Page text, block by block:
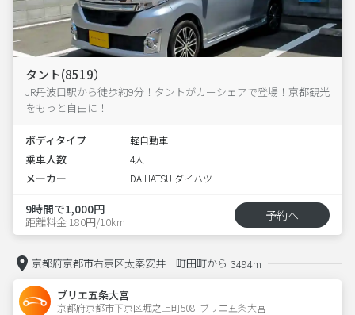
タント(8519）
JR丹波口駅から徒歩約9分！タントがカーシェアで登場！京都観光
をもっと自由に！
ボディタイプ 軽自動車
乗車人数 4人
メーカー DAIHATSU ダイハツ
9時間で1,000円
距離料金 180円/10km 予約へ
京都府京都市右京区太秦安井一町田町から 3494m
ブリエ五条大宮
京都府京都市下京区堀之上町508  ブリエ五条大宮